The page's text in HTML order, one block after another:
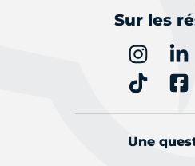
Sur les
Une